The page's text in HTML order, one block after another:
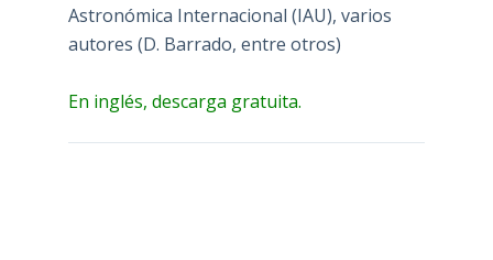
Astronómica Internacional (IAU), varios
autores (D. Barrado, entre otros)
En inglés, descarga gratuita.